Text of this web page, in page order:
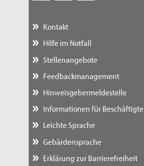
Kontakt
Hilfe im Notfall
Stellenangebote
Feedbackmanagement
Hinweisgebermeldestelle
Informationen für Beschäftigte
Leichte Sprache
Gebärdensprache
Erklärung zur Barrierefreiheit